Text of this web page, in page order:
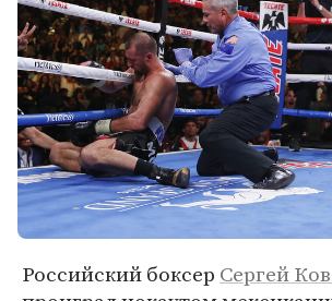
Российский боксер Сергей